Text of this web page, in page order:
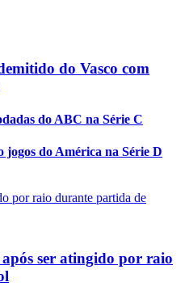
do Vasco com
do ABC na Série C
do América na Série D
ser atingido por raio